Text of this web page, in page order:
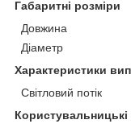
Габаритні розміри
Довжина
Діаметр
Характеристики
Світловий потік
Користувальницькі